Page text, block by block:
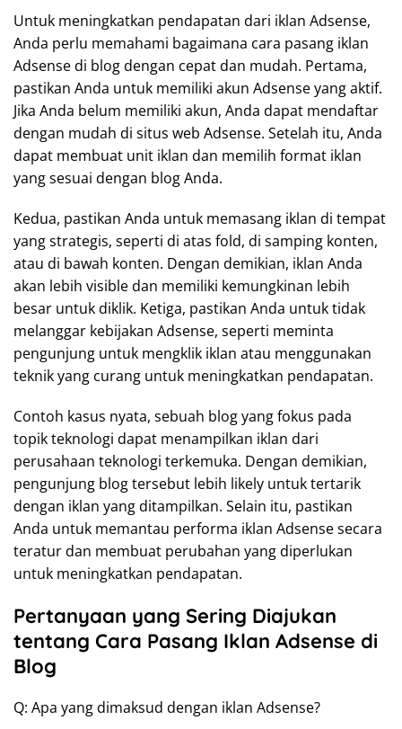
Untuk meningkatkan pendapatan dari iklan Adsense,
Anda perlu memahami bagaimana cara pasang iklan
Adsense di blog dengan cepat dan mudah. Pertama,
pastikan Anda untuk memiliki akun Adsense yang aktif.
Jika Anda belum memiliki akun, Anda dapat mendaftar
dengan mudah di situs web Adsense. Setelah itu, Anda
dapat membuat unit iklan dan memilih format iklan
yang sesuai dengan blog Anda.
Kedua, pastikan Anda untuk memasang iklan di tempat
yang strategis, seperti di atas fold, di samping konten,
atau di bawah konten. Dengan demikian, iklan Anda
akan lebih visible dan memiliki kemungkinan lebih
besar untuk diklik. Ketiga, pastikan Anda untuk tidak
melanggar kebijakan Adsense, seperti meminta
pengunjung untuk mengklik iklan atau menggunakan
teknik yang curang untuk meningkatkan pendapatan.
Contoh kasus nyata, sebuah blog yang fokus pada
topik teknologi dapat menampilkan iklan dari
perusahaan teknologi terkemuka. Dengan demikian,
pengunjung blog tersebut lebih likely untuk tertarik
dengan iklan yang ditampilkan. Selain itu, pastikan
Anda untuk memantau performa iklan Adsense secara
teratur dan membuat perubahan yang diperlukan
untuk meningkatkan pendapatan.
Pertanyaan yang Sering Diajukan
tentang Cara Pasang Iklan Adsense di
Blog
Q: Apa yang dimaksud dengan iklan Adsense?